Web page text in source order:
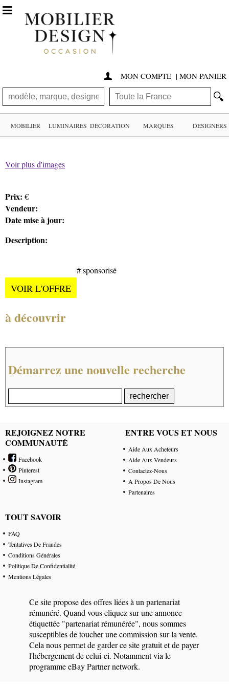
 MON COMPTE | MON PANIER
🔍

MOBILIER LUMINAIRES DÉCORATION MARQUES DESIGNERS
Voir plus d'images
Prix: €
Vendeur:
Date mise à jour:
Description:
VOIR L'OFFRE
# sponsorisé
à découvrir
Démarrez une nouvelle recherche
REJOIGNEZ NOTRE
COMMUNAUTÉ
Facebook
Pinterest
Instagram
ENTRE VOUS ET NOUS
Aide Aux Acheteurs
Aide Aux Vendeurs
Contactez-Nous
A Propos De Nous
Partenaires
TOUT SAVOIR
FAQ
Tentatives De Fraudes
Conditions Générales
Politique De Confidentialité
Mentions Légales
Ce site propose des offres liées à un partenariat
rémunéré. Quand vous cliquez sur une annonce
étiquettée "partenariat rémunérée", nous sommes
susceptibles de toucher une commission sur la vente.
Cela nous permet de garder ce site gratuit et de payer
l'hébergement de celui-ci. Notamment via le
programme eBay Partner network.